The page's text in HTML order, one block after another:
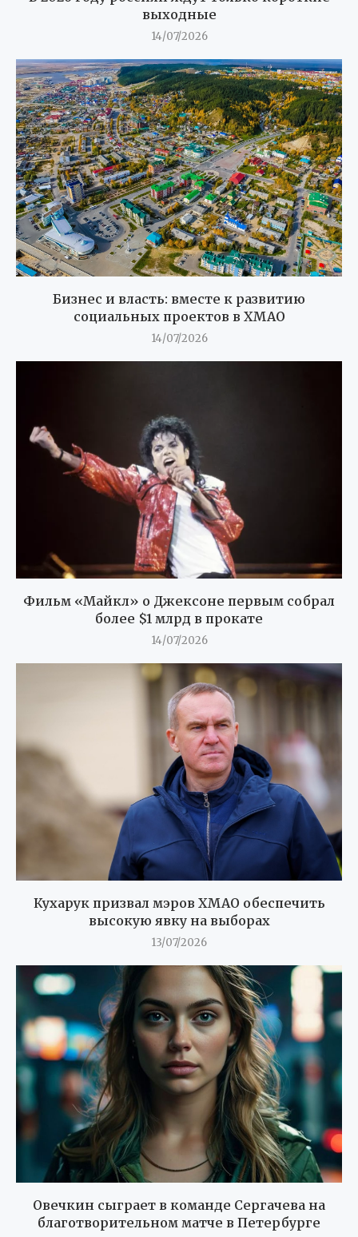
выходные
14/07/2026
Бизнес и власть: вместе к развитию
социальных проектов в ХМАО
14/07/2026
Фильм «Майкл» о Джексоне первым собрал
более $1 млрд в прокате
14/07/2026
Кухарук призвал мэров ХМАО обеспечить
высокую явку на выборах
13/07/2026
Овечкин сыграет в команде Сергачева на
благотворительном матче в Петербурге